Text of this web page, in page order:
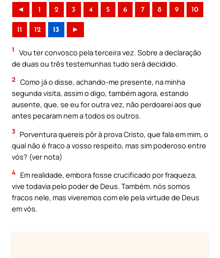
◄ 1 2 3 4 5 6 7 8 9 10
11 12 13 ►
1
Vou ter convosco pela terceira vez. Sobre a declaração
de duas ou três testemunhas tudo será decidido.
2 Como já o disse, achando-me presente, na minha
segunda visita, assim o digo, também agora, estando
ausente, que, se eu for outra vez, não perdoarei aos que
antes pecaram nem a todos os outros.
3 Porventura quereis pôr à prova Cristo, que fala em mim, o
qual não é fraco a vosso respeito, mas sim poderoso entre
vós? (ver nota)
4 Em realidade, embora fosse crucificado por fraqueza,
vive todavia pelo poder de Deus. Também. nós somos
fracos nele, mas viveremos com ele pela virtude de Deus
em vós.